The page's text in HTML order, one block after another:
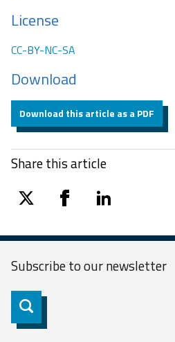
License
CC-BY-NC-SA
Download
Download this article as a PDF
Share this article
twitter facebooklinkedin
Subscribe to ournewsletter
Subscribe